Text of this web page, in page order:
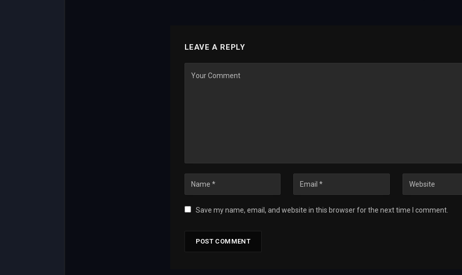
LEAVE A REPLY
Save my name, email, and website in this browser for the next time I comment.